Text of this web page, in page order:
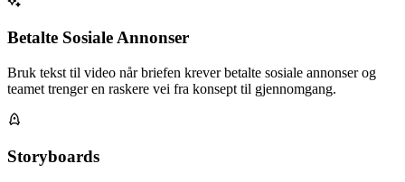
Betalte Sosiale Annonser
Bruk tekst til video når briefen krever betalte sosiale annonser og
teamet trenger en raskere vei fra konsept til gjennomgang.
Storyboards